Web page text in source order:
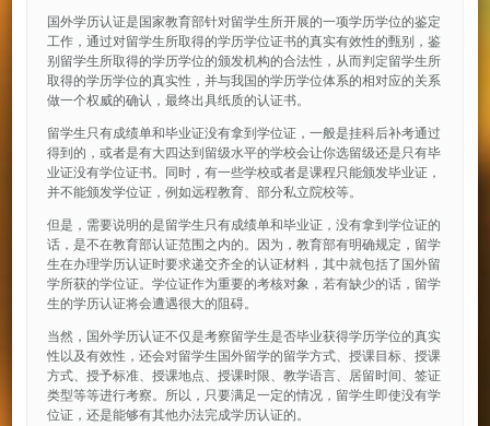
国外学历认证是国家教育部针对留学生所开展的一项学历学位的鉴定
工作，通过对留学生所取得的学历学位证书的真实有效性的甄别，鉴
别留学生所取得的学历学位的颁发机构的合法性，从而判定留学生所
取得的学历学位的真实性，并与我国的学历学位体系的相对应的关系
做一个权威的确认，最终出具纸质的认证书。
留学生只有成绩单和毕业证没有拿到学位证，一般是挂科后补考通过
得到的，或者是有大四达到留级水平的学校会让你选留级还是只有毕
业证没有学位证书。同时，有一些学校或者是课程只能颁发毕业证，
并不能颁发学位证，例如远程教育、部分私立院校等。
但是，需要说明的是留学生只有成绩单和毕业证，没有拿到学位证的
话，是不在教育部认证范围之内的。因为，教育部有明确规定，留学
生在办理学历认证时要求递交齐全的认证材料，其中就包括了国外留
学所获的学位证。学位证作为重要的考核对象，若有缺少的话，留学
生的学历认证将会遭遇很大的阻碍。
当然，国外学历认证不仅是考察留学生是否毕业获得学历学位的真实
性以及有效性，还会对留学生国外留学的留学方式、授课目标、授课
方式、授予标准、授课地点、授课时限、教学语言、居留时间、签证
类型等等进行考察。所以，只要满足一定的情况，留学生即使没有学
位证，还是能够有其他办法完成学历认证的。